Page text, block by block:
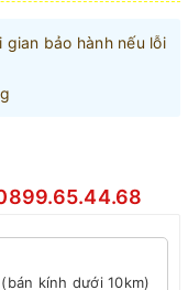
bảo hành nếu lỗi
kính dưới 10km)